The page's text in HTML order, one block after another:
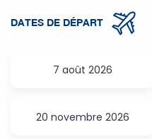
DATES DE DÉPART
7 août 2026
20 novembre 2026